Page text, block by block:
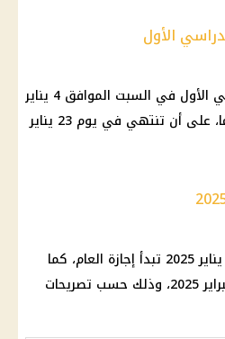
الأول
تبدأ امتحانات الفصل الدراسي الأول في السبت الموافق 4 يناير
2025، وتستمر لمدة 19 يوما، على أن تنتهي في يوم 23 يناير
من يوم السبت الموافق 25 يناير 2025 تبدأ إجازة العام، كما
تنتهي الإجازة في يوم 6 فبراير 2025، وذلك حسب تصريحات